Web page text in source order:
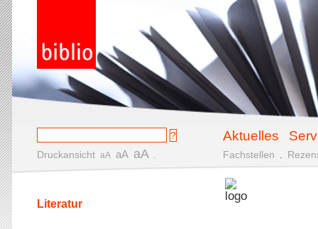
Aktuelles
Druckansicht aA aA aA Fachstellen
Literatur